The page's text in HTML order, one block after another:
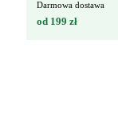
Darmowa dostawa
od 199 zł